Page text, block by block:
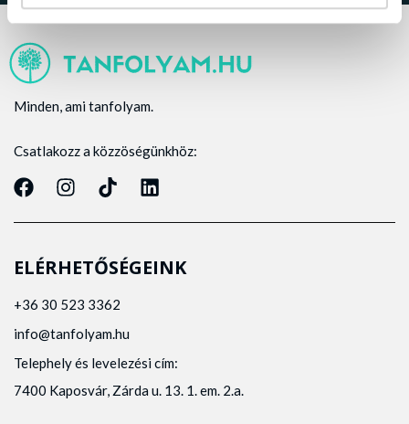
Minden, ami tanfolyam.
Csatlakozz a közzöségünkhöz:
ELÉRHETŐSÉGEINK
+36 30 523 3362
info@tanfolyam.hu
Telephely és levelezési cím:
7400 Kaposvár, Zárda u. 13. 1. em. 2.a.